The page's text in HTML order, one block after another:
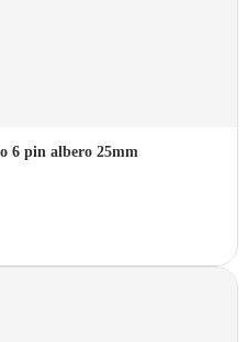
6 pin albero 25mm